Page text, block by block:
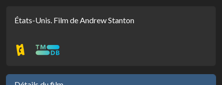
États-Unis. Film de Andrew Stanton